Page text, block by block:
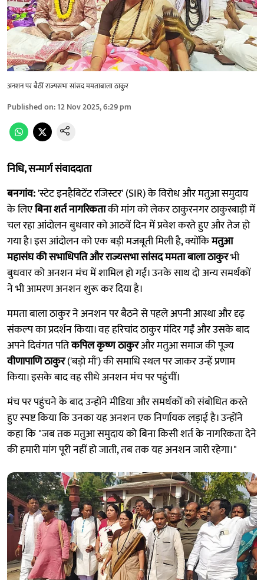
अनशन पर बैठीं राज्यसभा सांसद ममताबाला ठाकुर
Published on:12 Nov 2025, 6:29 pm
निधि, सन्मार्ग संवाददाता
बनगांव:'स्टेट इनहैबिटेंट रजिस्टर' (SIR) के विरोध और मतुआ समुदाय
के लिएबिना शर्त नागरिकताकी मांग को लेकर ठाकुरनगर ठाकुरबाड़ी में
चल रहा आंदोलन बुधवार को आठवें दिन में प्रवेश करते हुए और तेज हो
गया है। इस आंदोलन को एक बड़ी मजबूती मिली है, क्योंकिमतुआ
महासंघ की सभाधिपति और राज्यसभा सांसद ममता बाला ठाकुरभी
बुधवार को अनशन मंच में शामिल हो गईं। उनके साथ दो अन्य समर्थकों
ने भी आमरण अनशन शुरू कर दिया है।
ममता बाला ठाकुर ने अनशन पर बैठने से पहले अपनी आस्था और दृढ़
संकल्प का प्रदर्शन किया। वह हरिचांद ठाकुर मंदिर गईं और उसके बाद
अपने दिवंगत पतिकपिल कृष्ण ठाकुरऔर मतुआ समाज की पूज्य
वीणापाणि ठाकुर('बड़ो माँ') की समाधि स्थल पर जाकर उन्हें प्रणाम
किया। इसके बाद वह सीधे अनशन मंच पर पहुंचीं।
मंच पर पहुंचने के बाद उन्होंने मीडिया और समर्थकों को संबोधित करते
हुए स्पष्ट किया कि उनका यह अनशन एक निर्णायक लड़ाई है। उन्होंने
कहा कि "जब तक मतुआ समुदाय को बिना किसी शर्त के नागरिकता देने
की हमारी मांग पूरी नहीं हो जाती, तब तक यह अनशन जारी रहेगा।"